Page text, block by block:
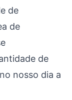
de
de
de
nosso dia a